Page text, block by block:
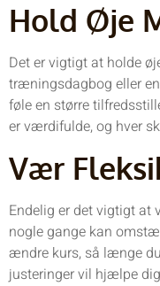
Hold Øje
Det er vigtigt at holde
træningsdagbog eller
føle en større
er værdifulde, og hver
Vær
Endelig er det vigtigt
nogle gange kan
ændre kurs, så længe
justeringer vil hjælpe